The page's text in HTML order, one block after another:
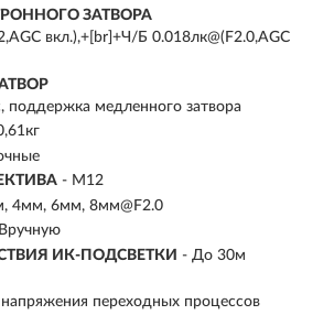
ЗАТВОРА
вкл.),+[br]+Ч/Б 0.018лк@(F2.0,AGC
поддержка медленного затвора
- M12
4мм, 6мм, 8мм@F2.0
ИК-ПОДСВЕТКИ - До 30м
переходных процессов